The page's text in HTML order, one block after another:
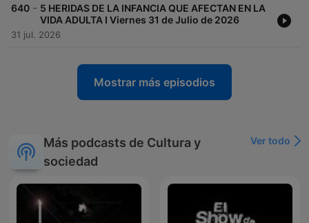
640 - 5 HERIDAS DE LA INFANCIA QUE AFECTAN EN LA
VIDA ADULTA I Viernes 31 de Julio de 2026
31 jul. 2026
Mostrar más episodios
Más podcasts de Cultura y
sociedad
Ver todo